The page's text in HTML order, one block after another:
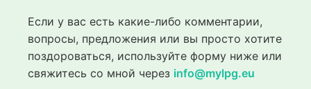
Если у вас есть какие-либо комментарии,
вопросы, предложения или вы просто хотите
поздороваться, используйте форму ниже или
свяжитесь со мной через info@mylpg.eu